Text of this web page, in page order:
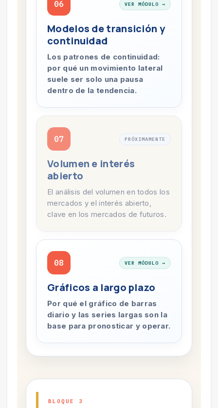
06 VER MÓDULO →
Modelos de transición y
continuidad
Los patrones de continuidad:
por qué un movimiento lateral
suele ser solo una pausa
dentro de la tendencia.
07 PRÓXIMAMENTE
Volumen e interés
abierto
El análisis del volumen en todos los
mercados y el interés abierto,
clave en los mercados de futuros.
08 VER MÓDULO →
Gráficos a largo plazo
Por qué el gráfico de barras
diario y las series largas son la
base para pronosticar y operar.
BLOQUE 3